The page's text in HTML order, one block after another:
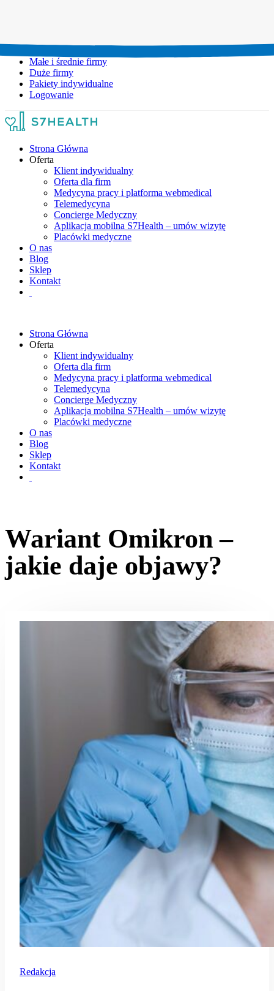
Małe i średnie firmy
Duże firmy
Pakiety indywidualne
Logowanie
Strona Główna
Oferta
Klient indywidualny
Oferta dla firm
Medycyna pracy i platforma webmedical
Telemedycyna
Concierge Medyczny
Aplikacja mobilna S7Health – umów wizytę
Placówki medyczne
O nas
Blog
Sklep
Kontakt
Strona Główna
Oferta
Klient indywidualny
Oferta dla firm
Medycyna pracy i platforma webmedical
Telemedycyna
Concierge Medyczny
Aplikacja mobilna S7Health – umów wizytę
Placówki medyczne
O nas
Blog
Sklep
Kontakt
Wariant Omikron –
jakie daje objawy?
Redakcja